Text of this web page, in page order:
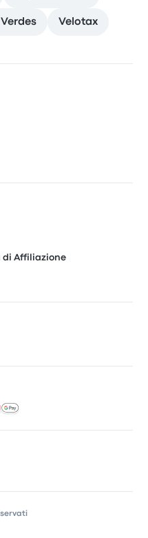
Verdes Velotax
di Affiliazione